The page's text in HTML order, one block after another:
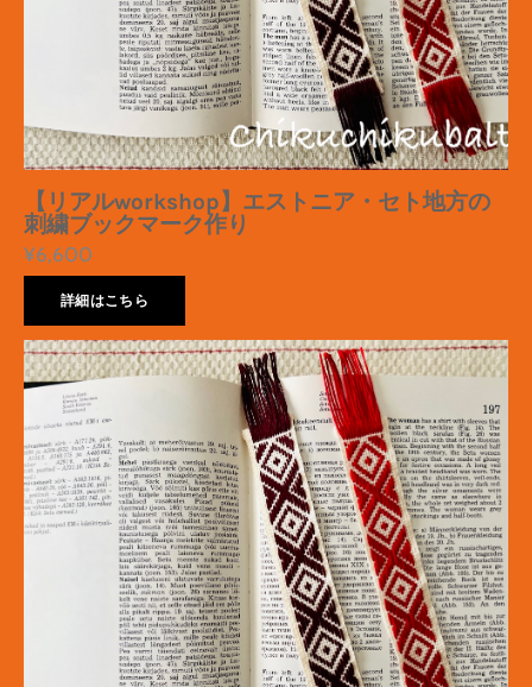
【リアルworkshop】エストニア・セト地方の
刺繍ブックマーク作り
¥6,600
詳細はこちら